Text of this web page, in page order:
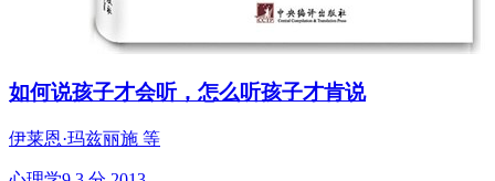
如何说孩子才会听，怎么听孩子才肯说
伊莱恩·玛兹丽施 等